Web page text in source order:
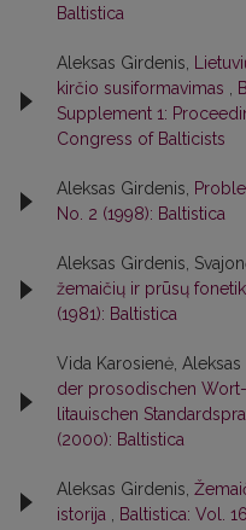
Baltistica
Aleksas Girdenis,
kirčio susiformavimas ,
Supplement 1:
Congress of Balticists
Aleksas Girdenis,
No. 2 (1998): Baltistica
Aleksas Girdenis,
žemaičių ir prūsų
(1981): Baltistica
Vida Karosienė, Aleksas
der prosodischen
litauischen
(2000): Baltistica
Aleksas Girdenis,
istorija , Baltistica: Vol.